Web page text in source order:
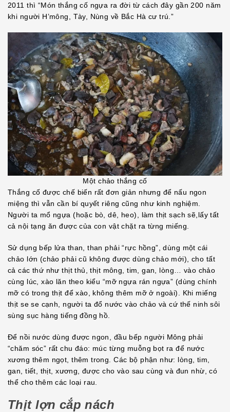
2011 thì “Món thắng cố ngựa ra đời từ cách đây gần 200 năm
khi người H’mông, Tày, Nùng về Bắc Hà cư trú.”
Một chảo thắng cố
Thắng cố được chế biến rất đơn giản nhưng để nấu ngon
miệng thì vẫn cần bí quyết riêng cũng như kinh nghiệm.
Người ta mổ ngựa (hoặc bò, dê, heo), làm thịt sạch sẽ,lấy tất
cả nội tạng ăn được của con vật chặt ra từng miếng.
Sử dụng bếp lửa than, than phải “rực hồng”, dùng một cái
chảo lớn (chảo phải cũ không được dùng chảo mới), cho tất
cả các thứ như thịt thủ, thịt mông, tim, gan, lòng… vào chảo
cùng lúc, xào lăn theo kiểu “mỡ ngựa rán ngựa” (dùng chính
mỡ có trong thịt để xào, không thêm mỡ ở ngoài). Khi miếng
thịt se se cạnh, người ta đổ nước vào chảo và cứ thế ninh sôi
sùng sục hàng tiếng đồng hồ.
Để nồi nước dùng được ngon, đầu bếp người Mông phải
“chăm sóc” rất chu đáo: múc từng muỗng bọt ra để nước
xương thêm ngọt, thêm trong. Các bộ phận như: lòng, tim,
gan, tiết, thịt, xương, được cho vào sau cùng và đun nhừ, có
thể cho thêm các loại rau.
Thịt lợn cắp nách